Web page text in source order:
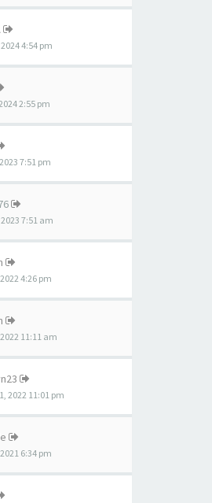
4:54 pm
2:55 pm
7:51 pm
7:51 am
4:26 pm
11:11 am
2022 11:01 pm
6:34 pm